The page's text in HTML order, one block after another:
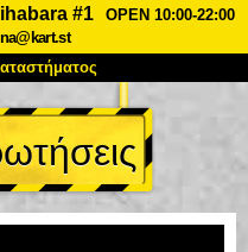
#1
OPEN 10:00-22:00
Τιμές
Συχνές Ερωτήσεις